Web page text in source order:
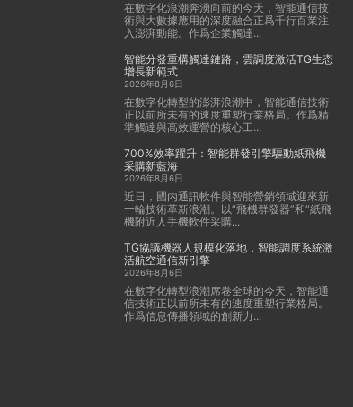
在數字化浪潮奔湧向前的今天，智能通信技
術與大數據應用的深度融合正爲千行百業注
入澎湃動能。作爲企業觸達...
智能分發重構觸達鏈路，雲調度激活TG生态
增長新範式
2026年8月6日
在數字化轉型的澎湃浪潮中，智能通信技術
正以前所未有的速度重塑行業格局。作爲精
準觸達與高效運營的核心工...
700%效率躍升：智能群發引擎驅動紙飛機
采購新藍海
2026年8月6日
近日，國内通訊軟件與智能營銷領域迎來新
一輪技術革新浪潮。以“飛機群發器”和“紙飛
機附近人手機軟件采購...
TG協議機器人規模化落地，智能調度系統激
活航空通信新引擎
2026年8月6日
在數字化轉型浪潮席卷全球的今天，智能通
信技術正以前所未有的速度重塑行業格局。
作爲信息傳播領域的創新力...